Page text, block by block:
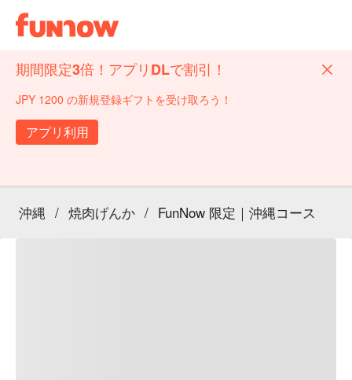
期間限定3倍！アプリDLで割引！
JPY 1200 の新規登録ギフトを受け取ろう！
アプリ利用
沖縄 / 焼肉げんか / FunNow 限定｜沖縄コース